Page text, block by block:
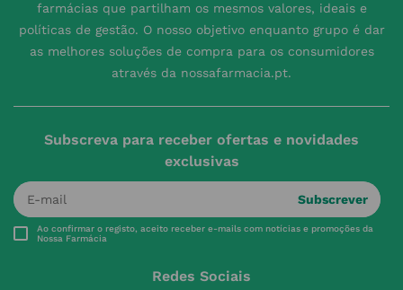
farmácias que partilham os mesmos valores, ideais e
políticas de gestão. O nosso objetivo enquanto grupo é dar
as melhores soluções de compra para os consumidores
através da nossafarmacia.pt.
Subscreva para receber ofertas e novidades
exclusivas
Subscrever
Ao confirmar o registo, aceito receber e-mails com notícias e promoções da
Nossa Farmácia
Redes Sociais